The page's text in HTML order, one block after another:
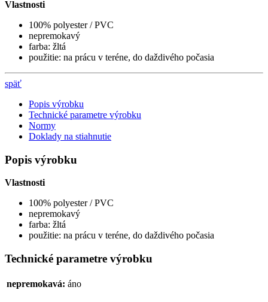
Vlastnosti
100% polyester / PVC
nepremokavý
farba: žltá
použitie: na prácu v teréne, do daždivého počasia
späť
Popis výrobku
Technické parametre výrobku
Normy
Doklady na stiahnutie
Popis výrobku
Vlastnosti
100% polyester / PVC
nepremokavý
farba: žltá
použitie: na prácu v teréne, do daždivého počasia
Technické parametre výrobku
nepremokavá: áno